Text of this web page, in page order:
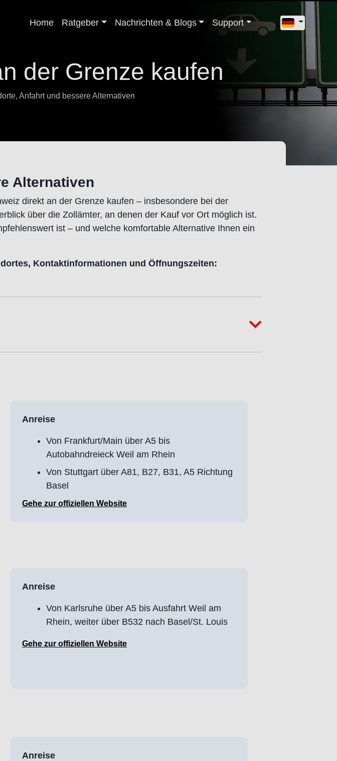
Home Ratgeber Nachrichten & Blogs Support
der Grenze kaufen
Anfahrt und bessere Alternativen
Alternativen
direkt an der Grenze kaufen – insbesondere bei der
über die Zollämter, an denen der Kauf vor Ort möglich ist.
ist – und welche komfortable Alternative Ihnen ein
Kontaktinformationen und Öffnungszeiten:
Anreise
Von Frankfurt/Main über A5 bis
Autobahndreieck Weil am Rhein
Von Stuttgart über A81, B27, B31, A5 Richtung
Basel
Gehe zur offiziellen Website
Anreise
Von Karlsruhe über A5 bis Ausfahrt Weil am
Rhein, weiter über B532 nach Basel/St. Louis
Gehe zur offiziellen Website
Anreise